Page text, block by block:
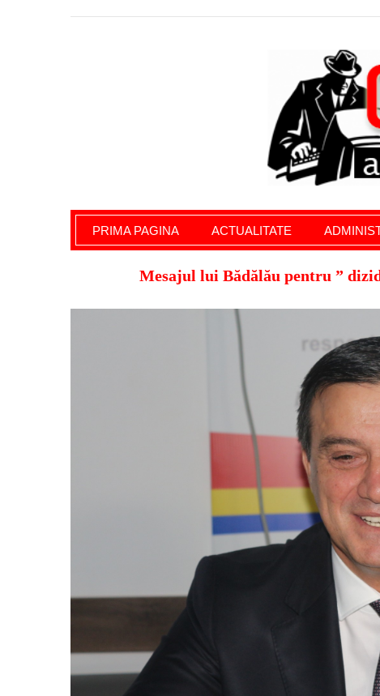
Giurgiu Pe Surse – actualitate giurgiu,
PRIMA PAGINA ACTUALITATE
Mesajul lui Bădălău pentru ”